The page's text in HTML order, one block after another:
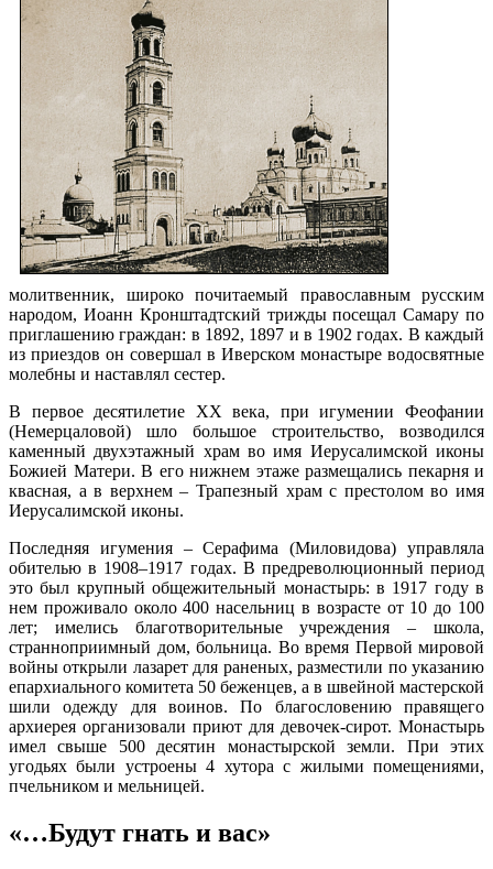
молитвенник, широко почитаемый православным русским
народом, Иоанн Кронштадтский трижды посещал Самару по
приглашению граждан: в 1892, 1897 и в 1902 годах. В каждый
из приездов он совершал в Иверском монастыре водосвятные
молебны и наставлял сестер.
В первое десятилетие ХХ века, при игумении Феофании
(Немерцаловой) шло большое строительство, возводился
каменный двухэтажный храм во имя Иерусалимской иконы
Божией Матери. В его нижнем этаже размещались пекарня и
квасная, а в верхнем – Трапезный храм с престолом во имя
Иерусалимской иконы.
Последняя игумения – Серафима (Миловидова) управляла
обителью в 1908–1917 годах. В предреволюционный период
это был крупный общежительный монастырь: в 1917 году в
нем проживало около 400 насельниц в возрасте от 10 до 100
лет; имелись благотворительные учреждения – школа,
странноприимный дом, больница. Во время Первой мировой
войны открыли лазарет для раненых, разместили по указанию
епархиального комитета 50 беженцев, а в швейной мастерской
шили одежду для воинов. По благословению правящего
архиерея организовали приют для девочек-сирот. Монастырь
имел свыше 500 десятин монастырской земли. При этих
угодьях были устроены 4 хутора с жилыми помещениями,
пчельником и мельницей.
«…Будут гнать и вас»